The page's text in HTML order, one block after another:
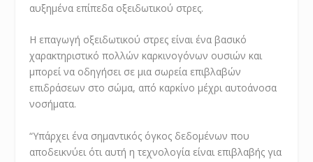
αυξημένα επίπεδα οξειδωτικού στρες.
Η επαγωγή οξειδωτικού στρες είναι ένα βασικό
χαρακτηριστικό πολλών καρκινογόνων ουσιών και
μπορεί να οδηγήσει σε μια σωρεία επιβλαβών
επιδράσεων στο σώμα, από καρκίνο μέχρι αυτοάνοσα
νοσήματα.
“Υπάρχει ένα σημαντικός όγκος δεδομένων που
αποδεικνύει ότι αυτή η τεχνολογία είναι επιβλαβής για